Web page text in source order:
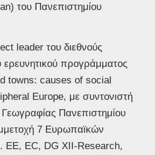
του Πανεπιστημίου
leader του διεθνούς
ερευνητικού προγράμματος
towns: causes of social
Europe, με συντονιστή
Πανεπιστημίου
7 Ευρωπαϊκών
ΕΕ, EC, DG XII-Research,